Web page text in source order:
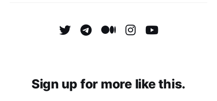
Sign up for more like this.